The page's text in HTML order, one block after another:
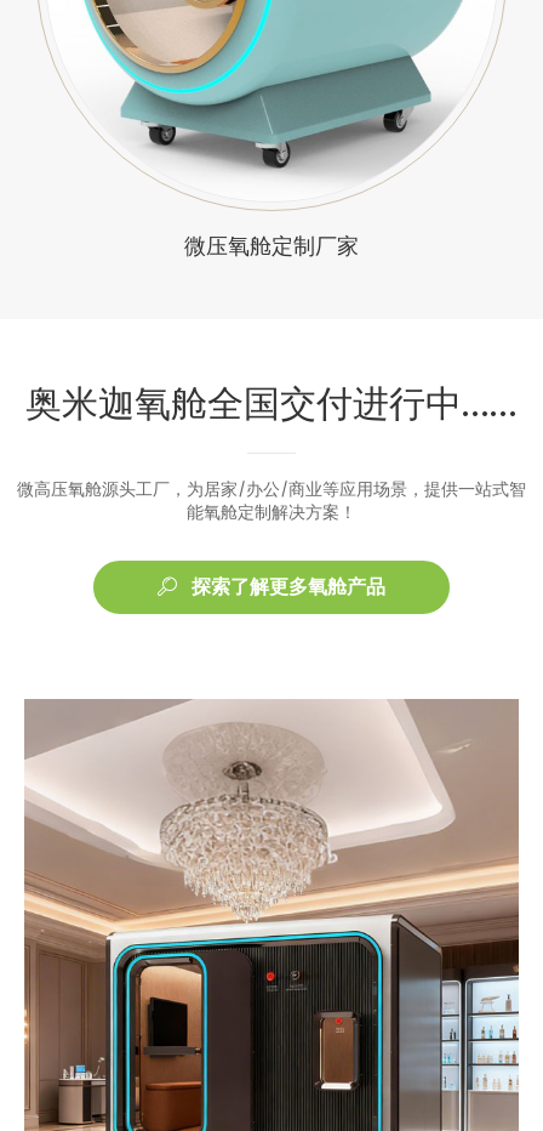
微压氧舱定制厂家
奥米迦氧舱全国交付进行中……
微高压氧舱源头工厂，为居家/办公/商业等应用场景，提供一站式智
能氧舱定制解决方案！
探索了解更多氧舱产品